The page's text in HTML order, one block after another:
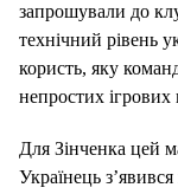
запрошували до
технічний рівень
користь, яку
непростих ігрових
Для Зінченка цей
Українець